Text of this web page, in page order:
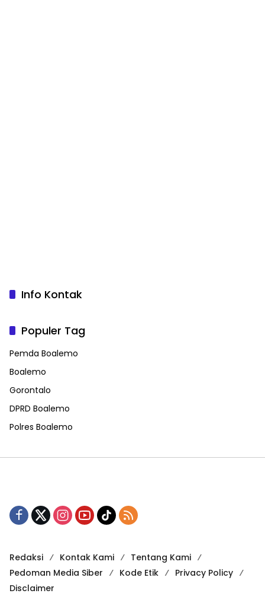
Info Kontak
Populer Tag
Pemda Boalemo
Boalemo
Gorontalo
DPRD Boalemo
Polres Boalemo
Redaksi Kontak Kami
Tentang Kami
Pedoman Media Siber
Kode Etik
Privacy Policy
Disclaimer